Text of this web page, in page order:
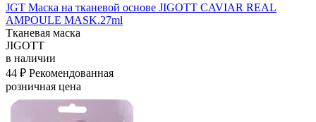
JGT Маска на тканевой основе JIGOTT CAVIAR REAL
AMPOULE MASK.27ml
Тканевая маска
JIGOTT
в наличии
44 ₽ Рекомендованная
розничная цена